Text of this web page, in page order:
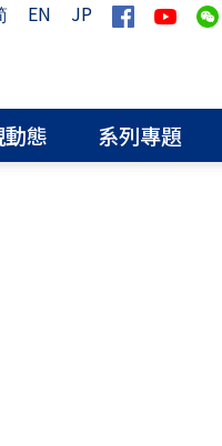
EN
JP
態 系列專題